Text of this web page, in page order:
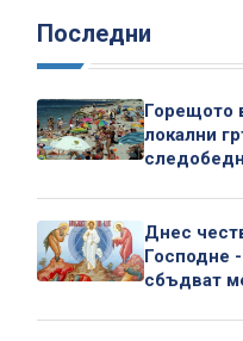
Последни
Горещото
локални
Днес
Господне
сбъдват